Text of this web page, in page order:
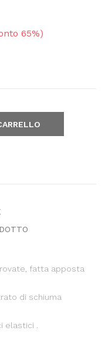
65%
fatta apposta
di schiuma
.